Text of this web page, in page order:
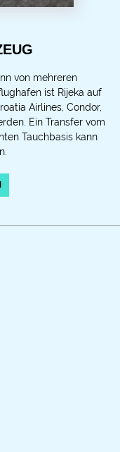
von mehreren
ist Rijeka auf
Airlines, Condor,
Ein Transfer vom
Tauchbasis kann